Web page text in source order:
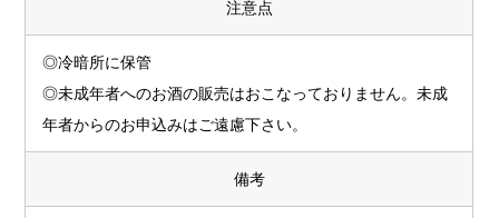
注意点
◎冷暗所に保管
◎未成年者へのお酒の販売はおこなっておりません。未成
年者からのお申込みはご遠慮下さい。
備考